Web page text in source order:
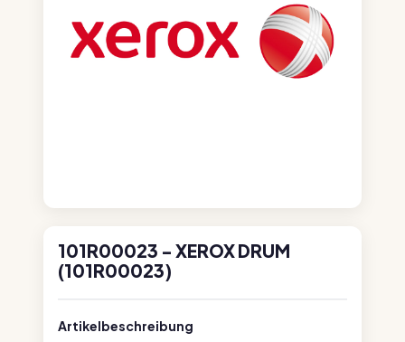
101R00023 - XEROX DRUM
(101R00023)
Artikelbeschreibung